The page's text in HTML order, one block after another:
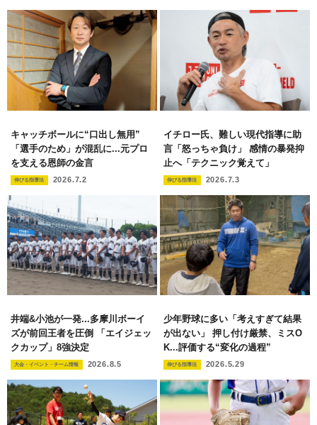
キャッチボールに“口出し無用”
「選手のため」が混乱に...元プロ
を支える恩師の金言
伸びる指導法 2026.7.2
イチロー氏、難しい現代指導に助
言「怒っちゃ負け」 感情の暴発抑
止へ「テクニック覚えて」
伸びる指導法 2026.7.3
井端&小池が一発...多摩川ボーイ
ズが前回王者を圧倒 「エイジェッ
クカップ」8強決定
大会・イベント・チーム情報 2026.8.5
少年野球に多い「考えすぎて結果
が出ない」 押し付け厳禁、ミスO
K...評価する“変化の過程”
伸びる指導法 2026.5.29